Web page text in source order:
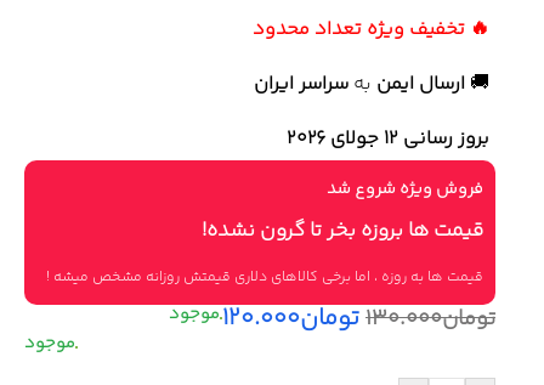
🔥 تخفیف ویژه تعداد محدود
🚚 ارسال ایمن به سراسر ایران
بروز رسانی 12 جولای ۲۰۲۶
فروش ویژه شروع شد
قیمت ها بروزه بخر تا گرون نشده!
قیمت ها به روزه ، اما برخی کالاهای دلاری قیمتش روزانه مشخص میشه !
تومان۱۳۰.۰۰۰تومان۱۲۰.۰۰۰